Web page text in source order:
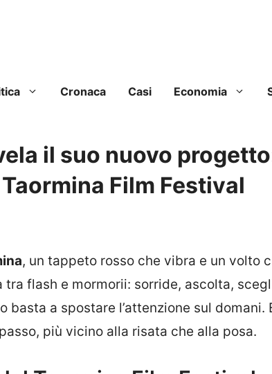
Cronaca Casi Economia
il suo nuovo
Film Festival
, un tappeto rosso che vibra e un volto
tra flash e mormorii: sorride, ascolta,
basta a spostare l’attenzione sul domani.
più vicino alla risata che alla posa.